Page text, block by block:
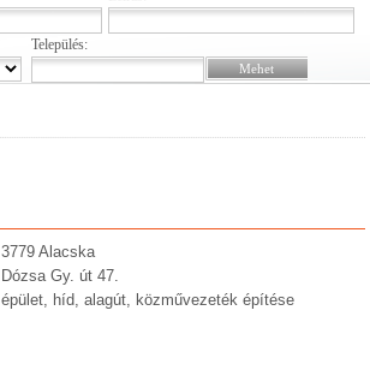
Település:
3779 Alacska
Dózsa Gy. út 47.
épület, híd, alagút, közművezeték építése